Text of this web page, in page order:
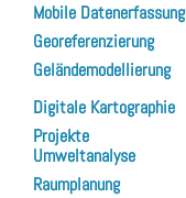
Mobile Datenerfassung
Georeferenzierung
Geländemodellierung
Digitale Kartographie
Projekte
Umweltanalyse
Raumplanung